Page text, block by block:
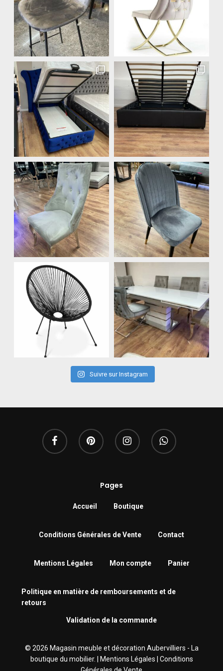
Suivre sur Instagram
Pages
Accueil Boutique
Conditions Générales de Vente Contact
Mentions Légales Mon compte Panier
Politique en matière de remboursements et de
retours
Validation de la commande
© 2026 Magasin meuble et décoration Aubervilliers - La
boutique du mobilier. |
Mentions Légales
Conditions
Vitrine